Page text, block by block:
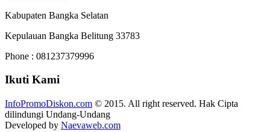
Kabupaten Bangka Selatan
Kepulauan Bangka Belitung 33783
Phone : 081237379996
Ikuti Kami
InfoPromoDiskon.com © 2015. All right reserved. Hak Cipta
dilindungi Undang-Undang
Developed by Naevaweb.com